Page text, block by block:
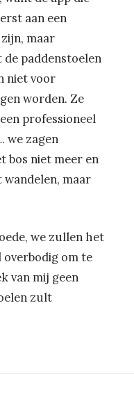
aan een
maar
de paddenstoelen
niet voor
worden. Ze
professioneel
we zagen
bos niet meer en
wandelen, maar
we zullen het
overbodig om te
van mij geen
zult